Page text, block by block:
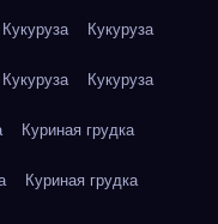
Кукуруза Кукуруза
Кукуруза Кукуруза
Куриная грудка
Куриная грудка